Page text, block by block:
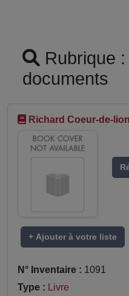
Rubrique :
documents
Richard Coeur-de-
+ Ajouter à votre liste
N° Inventaire : 1091
Type : Livre